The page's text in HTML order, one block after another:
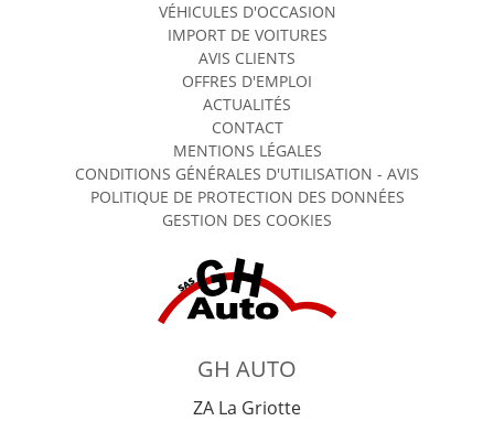
VÉHICULES D'OCCASION
IMPORT DE VOITURES
AVIS CLIENTS
OFFRES D'EMPLOI
ACTUALITÉS
CONTACT
MENTIONS LÉGALES
CONDITIONS GÉNÉRALES D'UTILISATION - AVIS
POLITIQUE DE PROTECTION DES DONNÉES
GESTION DES COOKIES
GH AUTO
ZA La Griotte